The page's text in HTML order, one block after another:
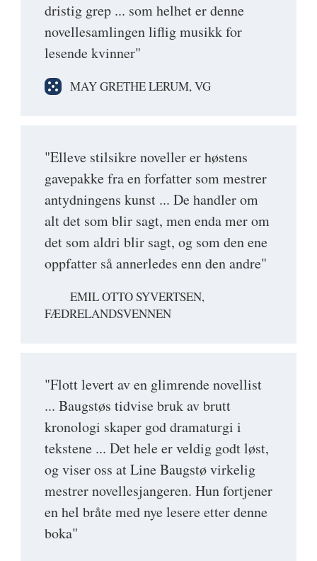
dristig grep ... som helhet er denne
novellesamlingen liflig musikk for
lesende kvinner"
MAY GRETHE LERUM, VG
"Elleve stilsikre noveller er høstens
gavepakke fra en forfatter som mestrer
antydningens kunst ... De handler om
alt det som blir sagt, men enda mer om
det som aldri blir sagt, og som den ene
oppfatter så annerledes enn den andre"
EMIL OTTO SYVERTSEN,
FÆDRELANDSVENNEN
"Flott levert av en glimrende novellist
... Baugstøs tidvise bruk av brutt
kronologi skaper god dramaturgi i
tekstene ... Det hele er veldig godt løst,
og viser oss at Line Baugstø virkelig
mestrer novellesjangeren. Hun fortjener
en hel bråte med nye lesere etter denne
boka"